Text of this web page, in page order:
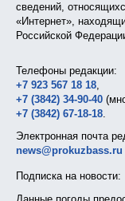
сведений,
«Интернет»,
Российской
Телефоны редакции:
+7 923 567 18 18,
+7 (3842) 34-90-40
+7 (3842) 67-18-18.
Электронная почта
news@prokuzbass.ru
Подписка на новости: